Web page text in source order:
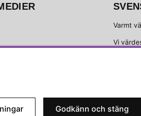
Varmt
Vi
Våra
Godkänn och stäng